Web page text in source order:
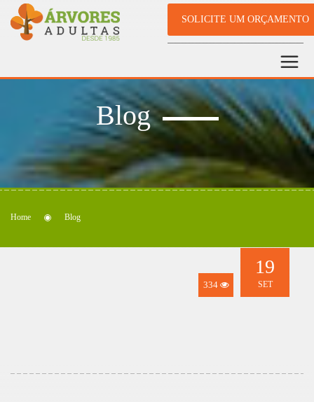
SOLICITE UM ORÇAMENTO
Blog
Home Blog
334
19
SET